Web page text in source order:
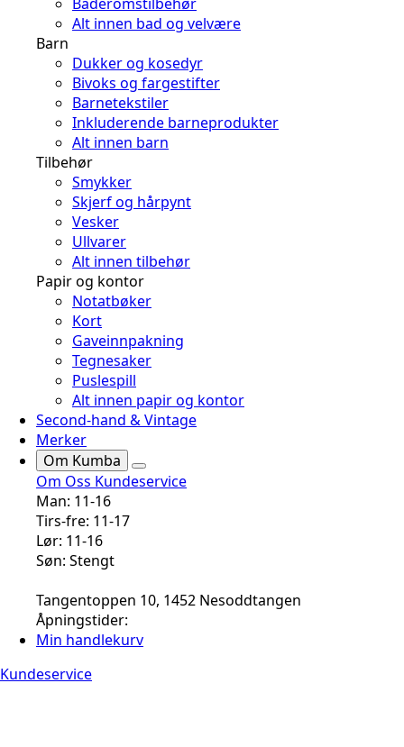
Alt innen bad og velvære
Barn
Dukker og kosedyr
Bivoks og fargestifter
Barnetekstiler
Inkluderende barneprodukter
Alt innen barn
Tilbehør
Smykker
Skjerf og hårpynt
Vesker
Ullvarer
Alt innen tilbehør
Papir og kontor
Notatbøker
Kort
Gaveinnpakning
Tegnesaker
Puslespill
Alt innen papir og kontor
Second-hand & Vintage
Merker
Om Kumba
Om Oss Kundeservice
Man: 11-16
Tirs-fre: 11-17
Lør: 11-16
Søn: Stengt
Tangentoppen 10, 1452 Nesoddtangen
Åpningstider:
Min handlekurv
Kundeservice